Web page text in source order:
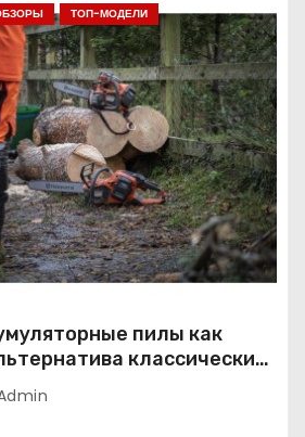
ТОП-МОДЕЛИ
пилы как
классическим